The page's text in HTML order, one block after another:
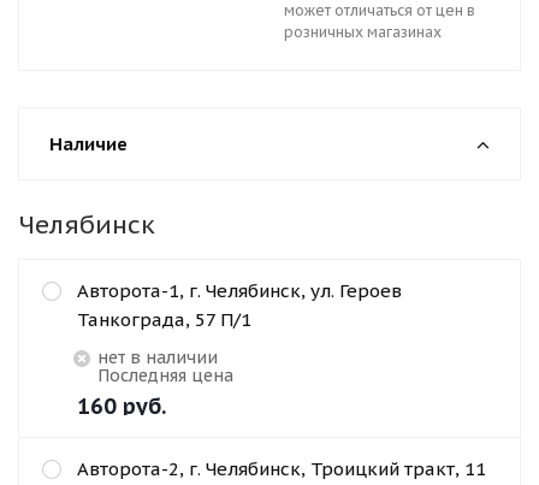
может отличаться от цен в
розничных магазинах
Наличие
Челябинск
Авторота-1, г. Челябинск, ул. Героев
Танкограда, 57 П/1
Нет в наличии
Последняя цена
160 руб.
Авторота-2, г. Челябинск, Троицкий тракт, 11